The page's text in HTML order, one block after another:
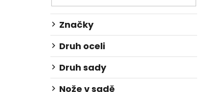
Značky
Druh oceli
Druh sady
Nože v sadě